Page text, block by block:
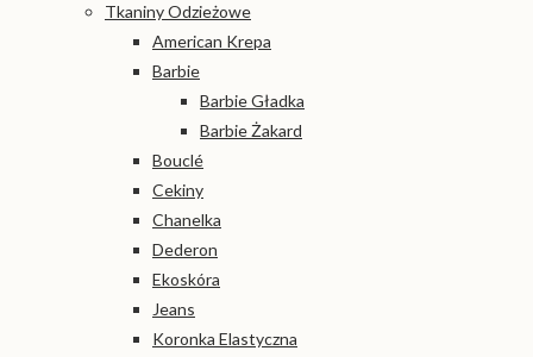
Tkaniny Odzieżowe
American Krepa
Barbie
Barbie Gładka
Barbie Żakard
Bouclé
Cekiny
Chanelka
Dederon
Ekoskóra
Jeans
Koronka Elastyczna